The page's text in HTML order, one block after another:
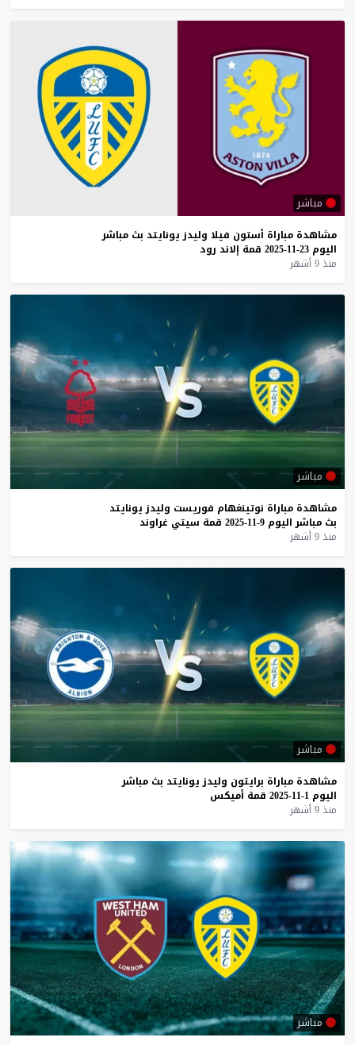
مباشر
مشاهدة مباراة أستون فيلا وليدز يونايتد بث مباشر
اليوم 23-11-2025 قمة إلاند رود
منذ 9 أشهر
مباشر
مشاهدة مباراة نوتينغهام فوريست وليدز يونايتد
بث مباشر اليوم 9-11-2025 قمة سيتي غراوند
منذ 9 أشهر
مباشر
مشاهدة مباراة برايتون وليدز يونايتد بث مباشر
اليوم 1-11-2025 قمة أميكس
منذ 9 أشهر
مباشر